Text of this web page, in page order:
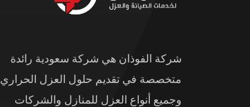
شركة الفوذان هي شركة سعودية رائدة
متخصصة في تقديم حلول العزل الحراري
وجميع أنواع العزل للمنازل والشركات